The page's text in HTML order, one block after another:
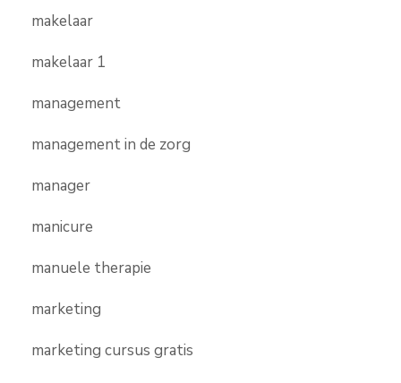
makelaar
makelaar 1
management
management in de zorg
manager
manicure
manuele therapie
marketing
marketing cursus gratis